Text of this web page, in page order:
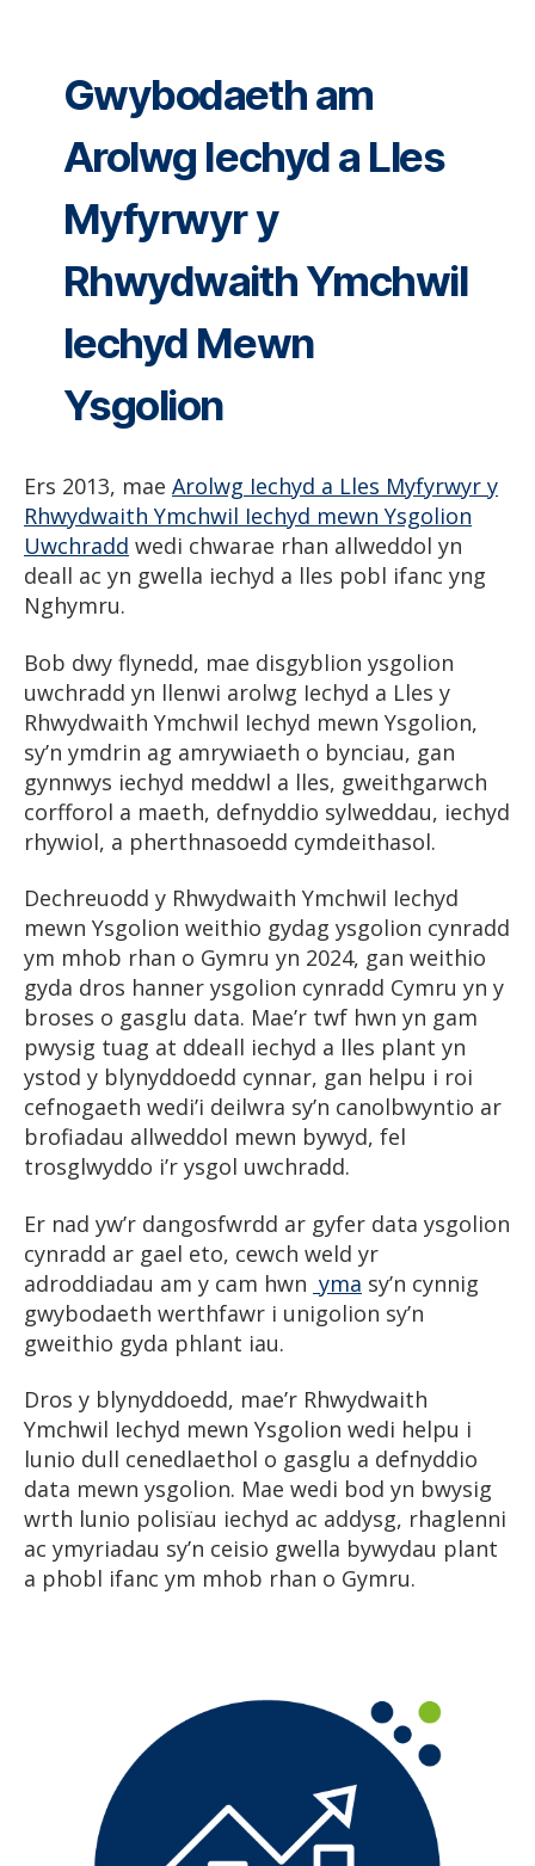
Gwybodaeth am
Arolwg Iechyd a Lles
Myfyrwyr y
Rhwydwaith Ymchwil
Iechyd Mewn
Ysgolion
Ers 2013, mae Arolwg Iechyd a Lles Myfyrwyr y
Rhwydwaith Ymchwil Iechyd mewn Ysgolion
Uwchradd wedi chwarae rhan allweddol yn
deall ac yn gwella iechyd a lles pobl ifanc yng
Nghymru.
Bob dwy flynedd, mae disgyblion ysgolion
uwchradd yn llenwi arolwg Iechyd a Lles y
Rhwydwaith Ymchwil Iechyd mewn Ysgolion,
sy’n ymdrin ag amrywiaeth o bynciau, gan
gynnwys iechyd meddwl a lles, gweithgarwch
corfforol a maeth, defnyddio sylweddau, iechyd
rhywiol, a pherthnasoedd cymdeithasol.
Dechreuodd y Rhwydwaith Ymchwil Iechyd
mewn Ysgolion weithio gydag ysgolion cynradd
ym mhob rhan o Gymru yn 2024, gan weithio
gyda dros hanner ysgolion cynradd Cymru yn y
broses o gasglu data. Mae’r twf hwn yn gam
pwysig tuag at ddeall iechyd a lles plant yn
ystod y blynyddoedd cynnar, gan helpu i roi
cefnogaeth wedi’i deilwra sy’n canolbwyntio ar
brofiadau allweddol mewn bywyd, fel
trosglwyddo i’r ysgol uwchradd.
Er nad yw’r dangosfwrdd ar gyfer data ysgolion
cynradd ar gael eto, cewch weld yr
adroddiadau am y cam hwn yma sy’n cynnig
gwybodaeth werthfawr i unigolion sy’n
gweithio gyda phlant iau.
Dros y blynyddoedd, mae’r Rhwydwaith
Ymchwil Iechyd mewn Ysgolion wedi helpu i
lunio dull cenedlaethol o gasglu a defnyddio
data mewn ysgolion. Mae wedi bod yn bwysig
wrth lunio polisïau iechyd ac addysg, rhaglenni
ac ymyriadau sy’n ceisio gwella bywydau plant
a phobl ifanc ym mhob rhan o Gymru.